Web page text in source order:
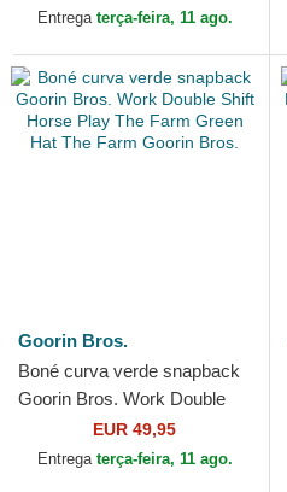
Play The Farm Navy Blue...
Entrega terça-feira, 11 ago.
Goorin Bros.
Boné curva verde snapback
Goorin Bros. Work Double
Shift Horse Play The Farm
Green Hat The Farm...
EUR 49,95
Entrega terça-feira, 11 ago.